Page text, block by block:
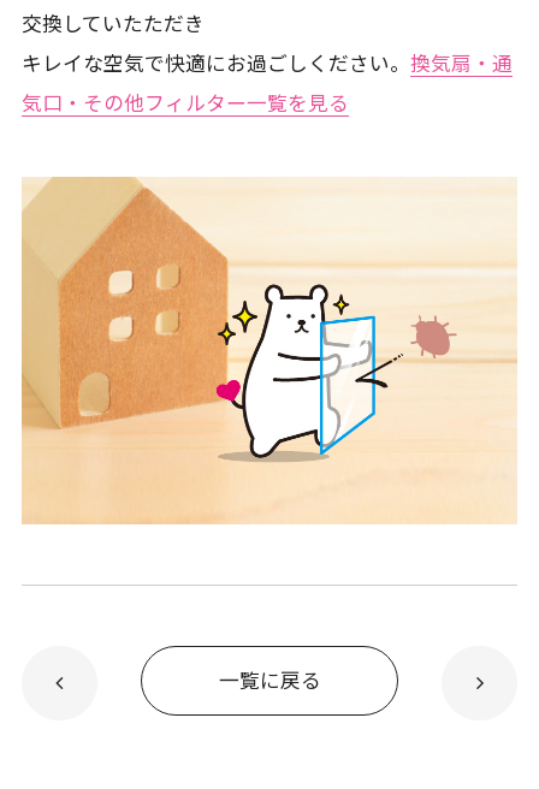
交換していたただき
キレイな空気で快適にお過ごしください。 換気扇・通
気口・その他フィルター一覧を見る
一覧に戻る